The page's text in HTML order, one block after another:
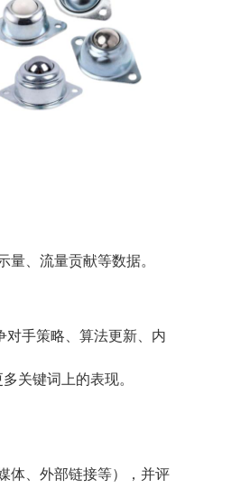
、流量贡献等数据。
手策略、算法更新、内
关键词上的表现。
体、外部链接等），并评